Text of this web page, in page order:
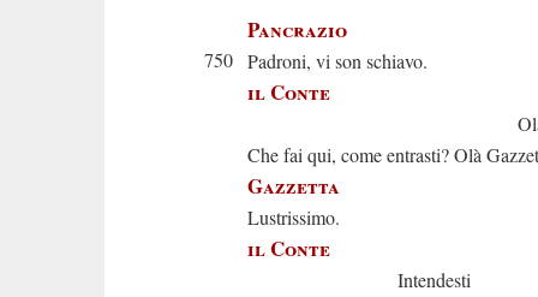
Pancrazio
750 Padroni, vi son schiavo.
il Conte
Olà, che
Che fai qui, come entrasti? Olà
Gazzetta
Lustrissimo.
il Conte
Intendesti